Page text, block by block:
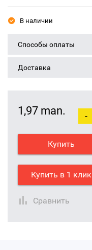
В наличии
Способы оплаты
Доставка
1,97 man. -
Купить
Купить в 1 клик
Сравнить